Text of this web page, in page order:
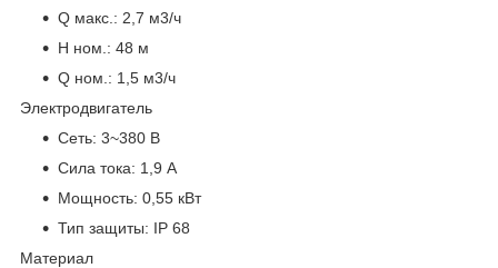
Q макс.: 2,7 м3/ч
H ном.: 48 м
Q ном.: 1,5 м3/ч
Электродвигатель
Сеть: 3~380 В
Сила тока: 1,9 А
Мощность: 0,55 кВт
Тип защиты: IP 68
Материал